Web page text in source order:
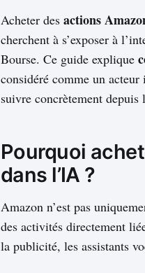
Acheter des actions
cherchent à s’exposer à
Bourse. Ce guide explique
considéré comme un
suivre concrètement depuis
Pourquoi
dans l’IA ?
Amazon n’est pas
des activités directement
la publicité, les assistants